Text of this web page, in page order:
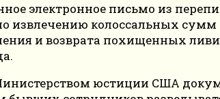
электронное письмо из
извлечению колоссальных
и возврата похищенных
юстиции США